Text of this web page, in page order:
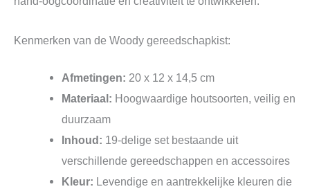
Kenmerken van de Woody gereedschapkist:
Afmetingen: 20 x 12 x 14,5 cm
Materiaal: Hoogwaardige houtsoorten, veilig en
duurzaam
Inhoud: 19-delige set bestaande uit
verschillende gereedschappen en accessoires
Kleur: Levendige en aantrekkelijke kleuren die